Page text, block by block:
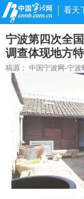
看天
宁波第四次全
调查体现地方
稿源：中国宁波网-宁波